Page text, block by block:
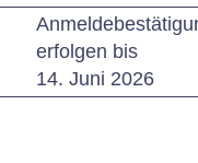
erfolgen bis
14. Juni 2026